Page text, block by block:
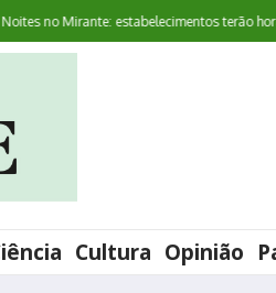
no Mirante: estabelecimentos terão horário
Cultura Opinião